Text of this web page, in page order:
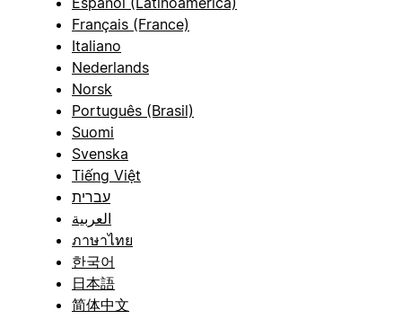
Français (France)
Italiano
Nederlands
Norsk
Português (Brasil)
Suomi
Svenska
Tiếng Việt
עברית
العربية
ภาษาไทย
한국어
日本語
简体中文